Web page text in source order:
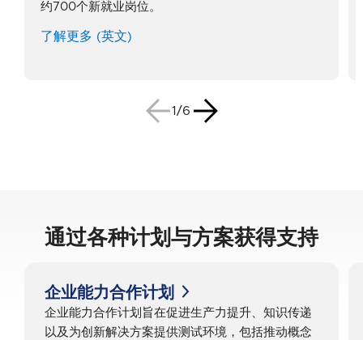
约700个新就业岗位。
了解更多 (英文)
1/6
通过各种计划与方案获得支持
企业能力合作计划
企业能力合作计划旨在促进生产力提升、知识传递
以及为创新解决方案提供测试环境，包括推动概念